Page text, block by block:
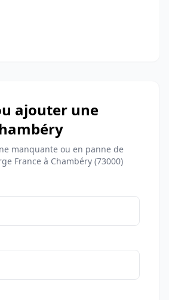
ajouter une
manquante ou en panne de
France à Chambéry (73000)